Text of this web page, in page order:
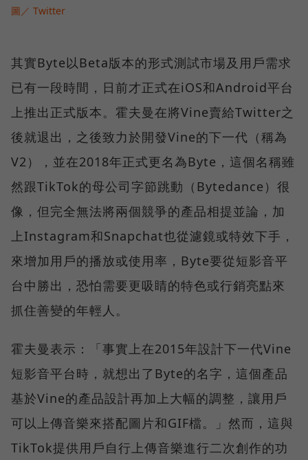
圖／ Twitter
其實Byte以Beta版本的形式測試市場及用戶需求
已有一段時間，日前才正式在iOS和Android平台
上推出正式版本。霍夫曼在將Vine賣給Twitter之
後就退出，之後致力於開發Vine的下一代（稱為
V2），並在2018年正式更名為Byte，這個名稱雖
然跟TikTok的母公司字節跳動（Bytedance）很
像，但完全無法將兩個競爭的產品相提並論，加
上Instagram和Snapchat也從濾鏡或特效下手，
來增加用戶的播放或使用率，Byte要從短影音平
台中勝出，恐怕需要更吸睛的特色或行銷亮點來
抓住善變的年輕人。
霍夫曼表示：「事實上在2015年設計下一代Vine
短影音平台時，就想出了Byte的名字，這個產品
基於Vine的產品設計再加上大幅的調整，讓用戶
可以上傳音樂來搭配圖片和GIF檔。」然而，這與
TikTok提供用戶自行上傳音樂進行二次創作的功